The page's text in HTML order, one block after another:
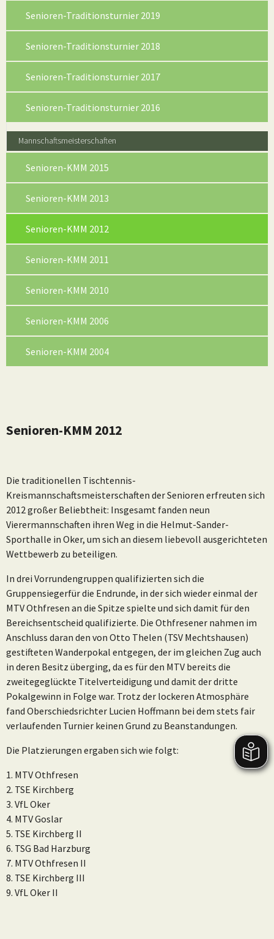
Senioren-Traditionsturnier 2019
Senioren-Traditionsturnier 2018
Senioren-Traditionsturnier 2017
Senioren-Traditionsturnier 2016
Mannschaftsmeisterschaften
Senioren-KMM 2015
Senioren-KMM 2013
Senioren-KMM 2012
Senioren-KMM 2011
Senioren-KMM 2010
Senioren-KMM 2006
Senioren-KMM 2004
Senioren-KMM 2012
Die traditionellen Tischtennis-
Kreismannschaftsmeisterschaften der Senioren erfreuten sich
2012 großer Beliebtheit: Insgesamt fanden neun
Vierermannschaften ihren Weg in die Helmut-Sander-
Sporthalle in Oker, um sich an diesem liebevoll ausgerichteten
Wettbewerb zu beteiligen.
In drei Vorrundengruppen qualifizierten sich die
Gruppensiegerfür die Endrunde, in der sich wieder einmal der
MTV Othfresen an die Spitze spielte und sich damit für den
Bereichsentscheid qualifizierte. Die Othfresener nahmen im
Anschluss daran den von Otto Thelen (TSV Mechtshausen)
gestifteten Wanderpokal entgegen, der im gleichen Zug auch
in deren Besitz überging, da es für den MTV bereits die
zweitegeglückte Titelverteidigung und damit der dritte
Pokalgewinn in Folge war. Trotz der lockeren Atmosphäre
fand Oberschiedsrichter Lucien Hoffmann bei dem stets fair
verlaufenden Turnier keinen Grund zu Beanstandungen.
Die Platzierungen ergaben sich wie folgt:
1. MTV Othfresen
2. TSE Kirchberg
3. VfL Oker
4. MTV Goslar
5. TSE Kirchberg II
6. TSG Bad Harzburg
7. MTV Othfresen II
8. TSE Kirchberg III
9. VfL Oker II